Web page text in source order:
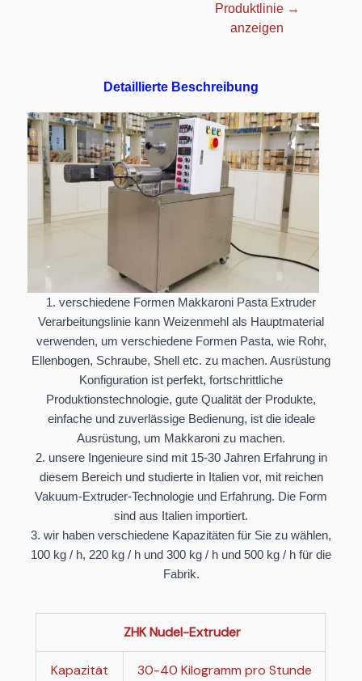
Produktlinie →
anzeigen
Detaillierte Beschreibung
1. verschiedene Formen Makkaroni Pasta Extruder
Verarbeitungslinie kann Weizenmehl als Hauptmaterial
verwenden, um verschiedene Formen Pasta, wie Rohr,
Ellenbogen, Schraube, Shell etc. zu machen. Ausrüstung
Konfiguration ist perfekt, fortschrittliche
Produktionstechnologie, gute Qualität der Produkte,
einfache und zuverlässige Bedienung, ist die ideale
Ausrüstung, um Makkaroni zu machen.
2. unsere Ingenieure sind mit 15-30 Jahren Erfahrung in
diesem Bereich und studierte in Italien vor, mit reichen
Vakuum-Extruder-Technologie und Erfahrung. Die Form
sind aus Italien importiert.
3. wir haben verschiedene Kapazitäten für Sie zu wählen,
100 kg / h, 220 kg / h und 300 kg / h und 500 kg / h für die
Fabrik.
ZHK Nudel-Extruder
Kapazität 30-40 Kilogramm pro Stunde